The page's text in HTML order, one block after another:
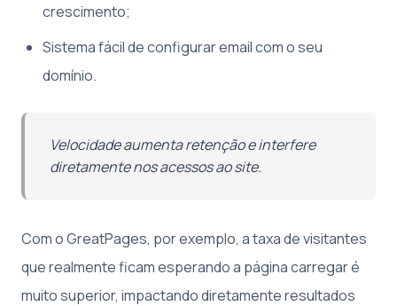
crescimento;
Sistema fácil de configurar email com o seu
domínio.
Velocidade aumenta retenção e interfere
diretamente nos acessos ao site.
Com o GreatPages, por exemplo, a taxa de visitantes
que realmente ficam esperando a página carregar é
muito superior, impactando diretamente resultados